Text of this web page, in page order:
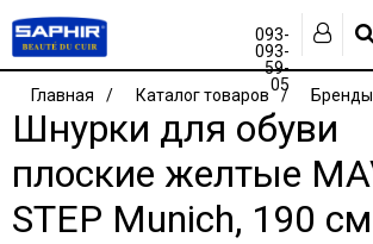
093-
093-
59-
05
Главная Каталог товаров Бренды
Шнурки для обуви
плоские желтые
STEP Munich, 190 см